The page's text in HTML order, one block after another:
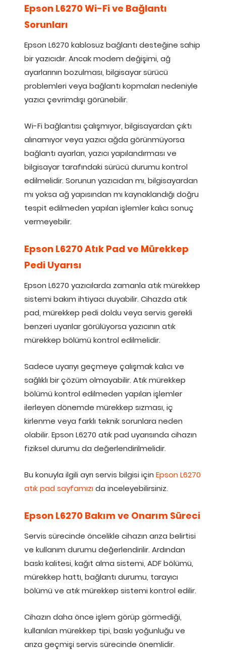
Epson L6270 Wi-Fi ve Bağlantı
Sorunları
Epson L6270 kablosuz bağlantı desteğine sahip
bir yazıcıdır. Ancak modem değişimi, ağ
ayarlarının bozulması, bilgisayar sürücü
problemleri veya bağlantı kopmaları nedeniyle
yazıcı çevrimdışı görünebilir.
Wi-Fi bağlantısı çalışmıyor, bilgisayardan çıktı
alınamıyor veya yazıcı ağda görünmüyorsa
bağlantı ayarları, yazıcı yapılandırması ve
bilgisayar tarafındaki sürücü durumu kontrol
edilmelidir. Sorunun yazıcıdan mı, bilgisayardan
mı yoksa ağ yapısından mı kaynaklandığı doğru
tespit edilmeden yapılan işlemler kalıcı sonuç
vermeyebilir.
Epson L6270 Atık Pad ve Mürekkep
Pedi Uyarısı
Epson L6270 yazıcılarda zamanla atık mürekkep
sistemi bakım ihtiyacı duyabilir. Cihazda atık
pad, mürekkep pedi doldu veya servis gerekli
benzeri uyarılar görülüyorsa yazıcının atık
mürekkep bölümü kontrol edilmelidir.
Sadece uyarıyı geçmeye çalışmak kalıcı ve
sağlıklı bir çözüm olmayabilir. Atık mürekkep
bölümü kontrol edilmeden yapılan işlemler
ilerleyen dönemde mürekkep sızması, iç
kirlenme veya farklı teknik sorunlara neden
olabilir. Epson L6270 atık pad uyarısında cihazın
fiziksel durumu da değerlendirilmelidir.
Bu konuyla ilgili ayrı servis bilgisi için Epson L6270
atık pad sayfamızıda inceleyebilirsiniz.
Epson L6270 Bakım ve Onarım Süreci
Servis sürecinde öncelikle cihazın arıza belirtisi
ve kullanım durumu değerlendirilir. Ardından
baskı kalitesi, kağıt alma sistemi, ADF bölümü,
mürekkep hattı, bağlantı durumu, tarayıcı
bölümü ve atık mürekkep sistemi kontrol edilir.
Cihazın daha önce işlem görüp görmediği,
kullanılan mürekkep tipi, baskı yoğunluğu ve
arıza geçmişi servis sürecinde önemlidir.